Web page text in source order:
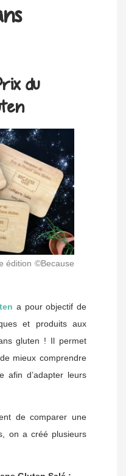
du
édition ©Because
a pour objectif de
et produits aux
gluten ! Il permet
mieux comprendre
afin d’adapter leurs
de comparer une
on a créé plusieurs